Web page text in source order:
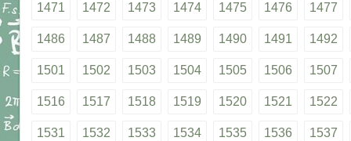
1471 1472 1473 1474 1475 1476 1477
1486 1487 1488 1489 1490 1491 1492
1501 1502 1503 1504 1505 1506 1507
1516 1517 1518 1519 1520 1521 1522
1531 1532 1533 1534 1535 1536 1537